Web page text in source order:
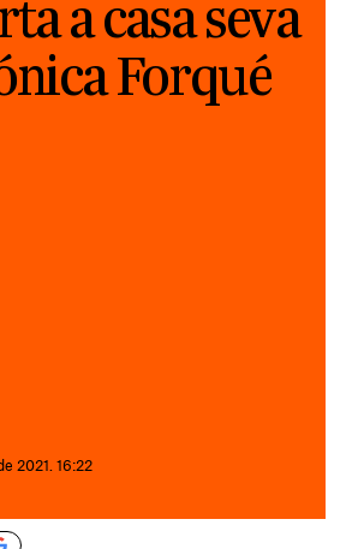
a casa seva
Forqué
2021. 16:22